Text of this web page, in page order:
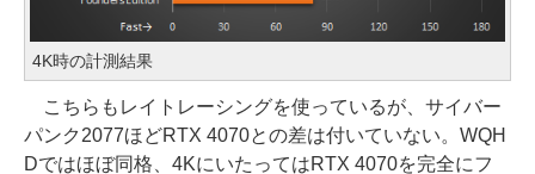
4K時の計測結果
こちらもレイトレーシングを使っているが、サイバー
パンク2077ほどRTX 4070との差は付いていない。WQH
Dではほぼ同格、4KにいたってはRTX 4070を完全にフ